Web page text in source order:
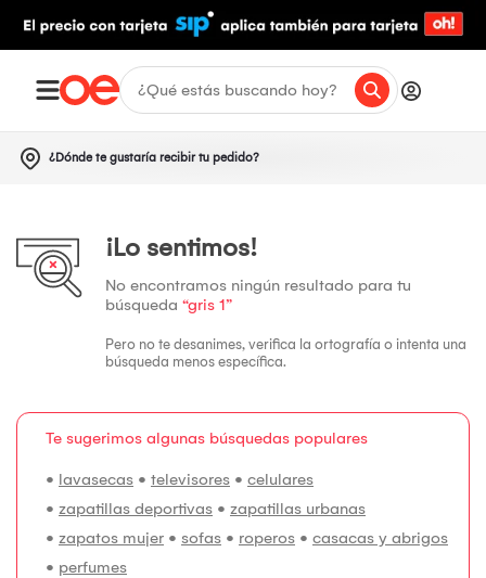
¿Dónde te gustaría recibir tu pedido?
¡Lo sentimos!
No encontramos ningún resultado para tu
búsqueda “gris 1”
Pero no te desanimes, verifica la ortografía o intenta una
búsqueda menos específica.
Te sugerimos algunas búsquedas populares
• lavasecas • televisores • celulares
• zapatillas deportivas • zapatillas urbanas
• zapatos mujer • sofas • roperos • casacas y abrigos
• perfumes